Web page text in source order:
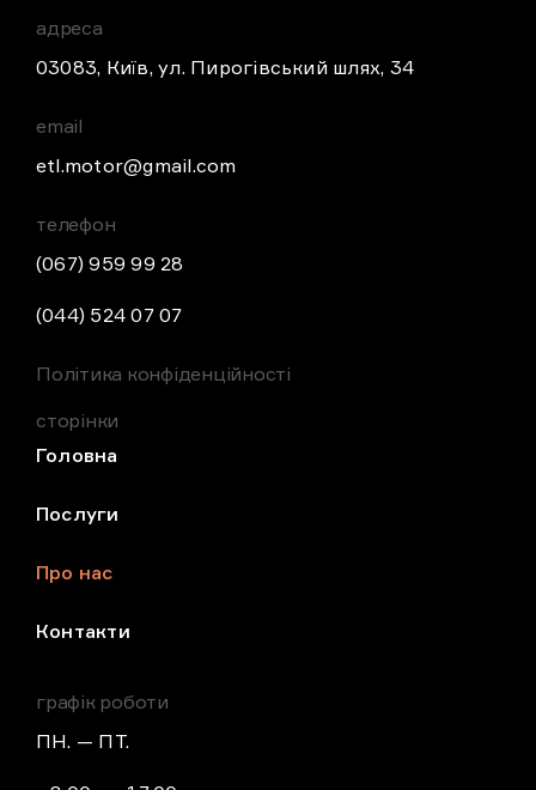
адреса
03083, Київ, ул. Пирогівський шлях, 34
email
etl.motor@gmail.com
телефон
(067) 959 99 28
(044) 524 07 07
Політика конфіденційності
сторінки
Головна
Послуги
Про нас
Контакти
графік роботи
ПН. — ПТ.